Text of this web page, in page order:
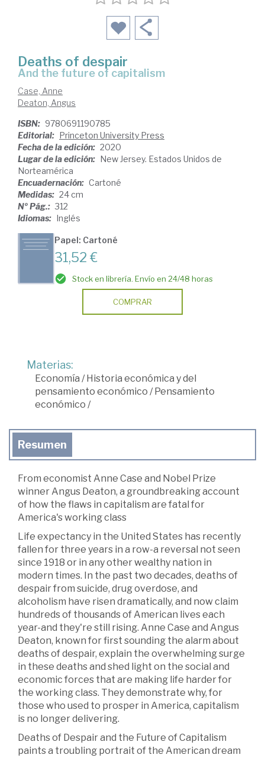
Deaths of despair
and the future of capitalism
Case, Anne
Deaton, Angus
ISBN: 9780691190785
Editorial: Princeton University Press
Fecha de la edición: 2020
Lugar de la edición: New Jersey. Estados Unidos de
Norteamérica
Encuadernación: Cartoné
Medidas: 24 cm
Nº Pág.: 312
Idiomas: Inglés
Papel: Cartoné
31,52 €
Stock en librería. Envío en 24/48 horas
COMPRAR
Materias:
Economía /Historia económica y del
pensamiento económico /Pensamiento
económico /
Resumen
From economist Anne Case and Nobel Prize
winner Angus Deaton, a groundbreaking account
of how the flaws in capitalism are fatal for
America's working class
Life expectancy in the United States has recently
fallen for three years in a row-a reversal not seen
since 1918 or in any other wealthy nation in
modern times. In the past two decades, deaths of
despair from suicide, drug overdose, and
alcoholism have risen dramatically, and now claim
hundreds of thousands of American lives each
year-and they're still rising. Anne Case and Angus
Deaton, known for first sounding the alarm about
deaths of despair, explain the overwhelming surge
in these deaths and shed light on the social and
economic forces that are making life harder for
the working class. They demonstrate why, for
those who used to prosper in America, capitalism
is no longer delivering.
Deaths of Despair and the Future of Capitalism
paints a troubling portrait of the American dream